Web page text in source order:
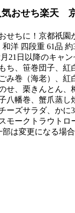
おせち楽天
せちに！京都祇
洋 四段重 61品
21日以降のキャ
ち、笹巻団子、
み巻（海老）、
せ、栗きんとん
八幡巻、蟹爪蒸
ーズサラダ、か
モークトラウトロ
は変更になる場